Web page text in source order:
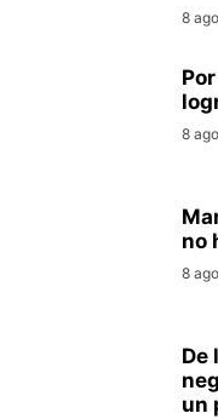
8
8
no
8
De
un